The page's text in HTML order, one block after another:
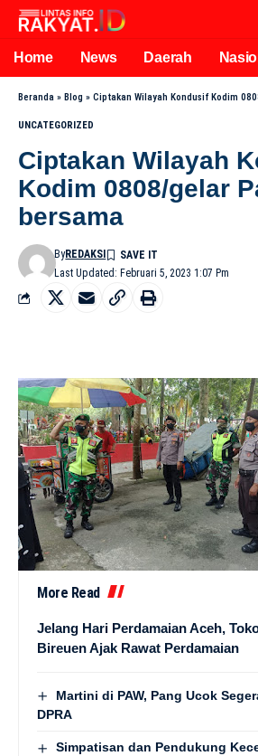
Home News Daerah
Beranda » Blog » Ciptakan Wilayah Kondusif Kodim
UNCATEGORIZED
Ciptakan Wilayah
Kodim 0808/gelar
bersama
Last Updated: Februari 5, 2023 1:07 Pm
ByREDAKSI
More Read
Jelang Hari Perdamaian Aceh,
Bireuen Ajak Rawat Perdamaian
Martini di PAW, Pang Ucok
DPRA
Simpatisan dan Pendukung